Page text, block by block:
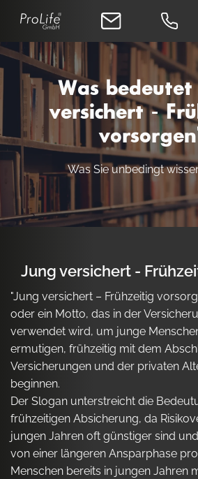
Was bedeutet
versichert -
Was Sie unbedingt
Jung versichert -
"Jung versichert – Frühzeitig
oder ein Motto, das in der
verwendet wird, um junge
ermutigen, frühzeitig mit dem
Versicherungen und der privaten
beginnen.
Der Slogan unterstreicht die
frühzeitigen Absicherung, da
jungen Jahren oft günstiger sind
von einer längeren Ansparphase
Menschen bereits in jungen Jahren